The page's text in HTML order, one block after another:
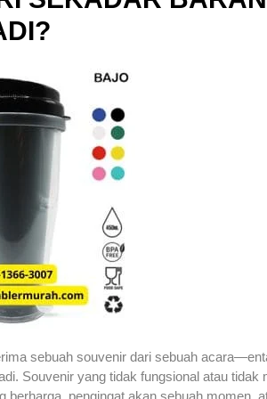
sebuah souvenir dari sebuah
Souvenir yang tidak fungsional atau
berharga, pengingat akan sebuah momen,